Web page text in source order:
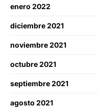
enero 2022
diciembre 2021
noviembre 2021
octubre 2021
septiembre 2021
agosto 2021